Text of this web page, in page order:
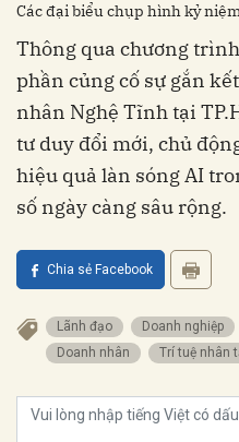
Các đại biểu chụp hình kỷ
Thông qua chương
phần củng cố sự gắn
nhân Nghệ Tĩnh tại
tư duy đổi mới, chủ
hiệu quả làn sóng AI
số ngày càng sâu rộng.
Chia sẻ Facebook
Lãnh đạo Doanh nghiệp
Doanh nhân
Trí tuệ nhân